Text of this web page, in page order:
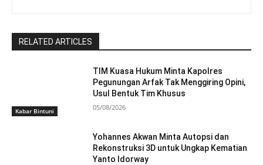
RELATED ARTICLES
Kabar Bintuni
TIM Kuasa Hukum Minta Kapolres
Pegunungan Arfak Tak Menggiring Opini,
Usul Bentuk Tim Khusus
05/08/2026
Yohannes Akwan Minta Autopsi dan
Rekonstruksi 3D untuk Ungkap Kematian
Yanto Idorway